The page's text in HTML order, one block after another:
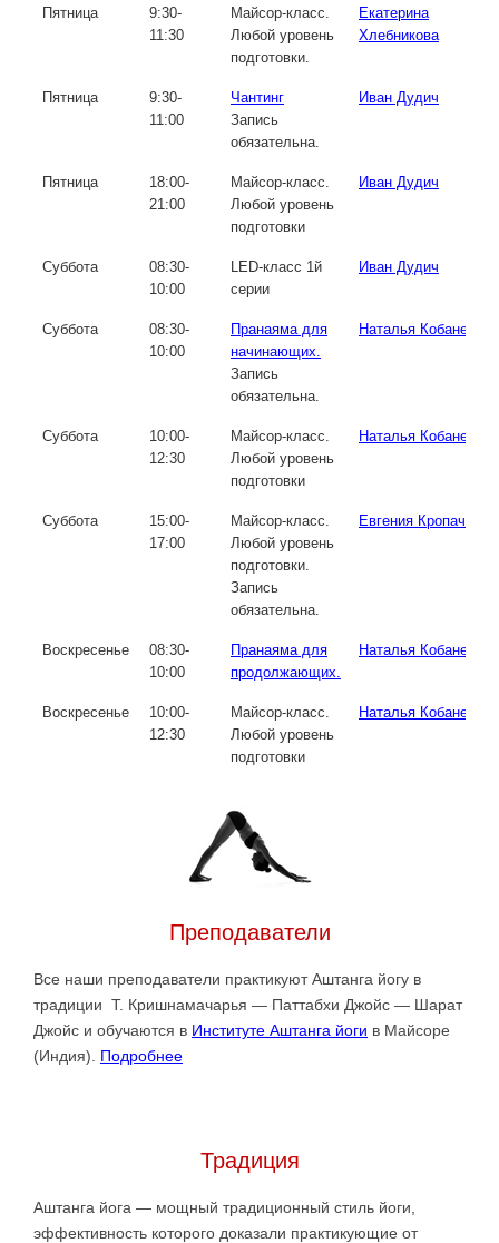
Пятница
9:30-
11:30
Майсор-класс.
Любой уровень
подготовки.
Екатерина
Хлебникова
Пятница
9:30-
11:00
Чантинг
Запись
обязательна.
Иван Дудич
Пятница
18:00-
21:00
Майсор-класс.
Любой уровень
подготовки
Иван Дудич
Суббота
08:30-
10:00
LED-класс 1й
серии
Иван Дудич
Суббота
08:30-
10:00
Пранаяма для
начинающих.
Запись
обязательна.
Наталья Кобаненко
Суббота
10:00-
12:30
Майсор-класс.
Любой уровень
подготовки
Наталья Кобаненко
Суббота
15:00-
17:00
Майсор-класс.
Любой уровень
подготовки.
Запись
обязательна.
Евгения Кропачева
Воскресенье
08:30-
10:00
Пранаяма для
продолжающих.
Наталья Кобаненко
Воскресенье
10:00-
12:30
Майсор-класс.
Любой уровень
подготовки
Наталья Кобаненко
Преподаватели
Все наши преподаватели практикуют Аштанга йогу в
традиции Т. Кришнамачарья — Паттабхи Джойс — Шарат
Джойс и обучаются в Институте Аштанга йоги в Майсоре
(Индия). Подробнее
Традиция
Аштанга йога — мощный традиционный стиль йоги,
эффективность которого доказали практикующие от